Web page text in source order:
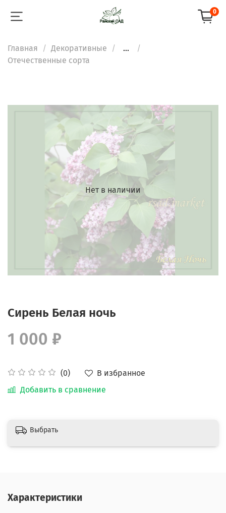
0
Главная Декоративные
...
Отечественные сорта
Нет в наличии
Сирень Белая ночь
(0)
В избранное
Добавить в сравнение
1 000 ₽
Выбрать
Характеристики